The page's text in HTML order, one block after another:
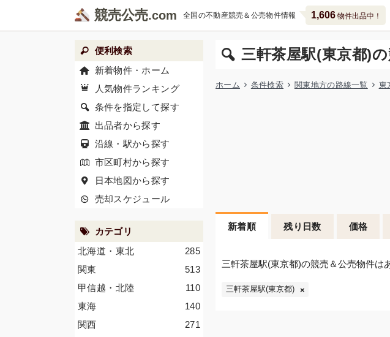
競売公売 全国の不動産競売＆公売物件情報 1,606物件出品中！
三軒茶屋駅(東京都)
ホーム 条件検索 関東地方の路線一覧 東
新着順 残り日数 価格
三軒茶屋駅(東京都)の競売＆公売物件は
三軒茶屋駅(東京都)
便利検索
新着物件・ホーム
人気物件ランキング
条件を指定して探す
出品者から探す
沿線・駅から探す
市区町村から探す
日本地図から探す
売却スケジュール
カテゴリ
285
北海道・東北
513
関東
110
甲信越・北陸
140
東海
271
関西